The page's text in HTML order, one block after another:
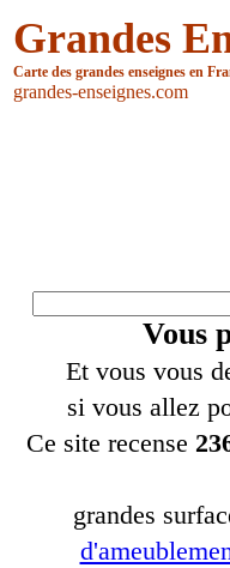
Grandes
Carte des grandes enseignes en
grandes-enseignes.com
Vous
Et vous vous
si vous allez
Ce site recense
grandes